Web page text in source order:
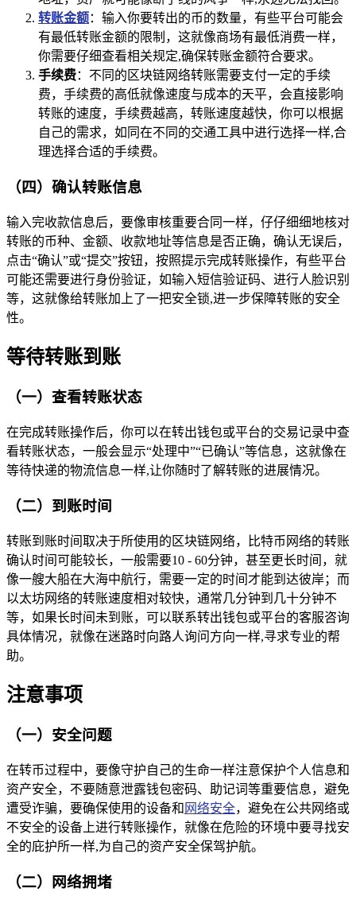
转账金额：输入你要转出的币的数量，有些平台可能会
有最低转账金额的限制，这就像商场有最低消费一样，
你需要仔细查看相关规定,确保转账金额符合要求。
手续费：不同的区块链网络转账需要支付一定的手续
费，手续费的高低就像速度与成本的天平，会直接影响
转账的速度，手续费越高，转账速度越快，你可以根据
自己的需求，如同在不同的交通工具中进行选择一样,合
理选择合适的手续费。
（四）确认转账信息
输入完收款信息后，要像审核重要合同一样，仔仔细细地核对
转账的币种、金额、收款地址等信息是否正确，确认无误后，
点击“确认”或“提交”按钮，按照提示完成转账操作，有些平台
可能还需要进行身份验证，如输入短信验证码、进行人脸识别
等，这就像给转账加上了一把安全锁,进一步保障转账的安全
性。
等待转账到账
（一）查看转账状态
在完成转账操作后，你可以在转出钱包或平台的交易记录中查
看转账状态，一般会显示“处理中”“已确认”等信息，这就像在
等待快递的物流信息一样,让你随时了解转账的进展情况。
（二）到账时间
转账到账时间取决于所使用的区块链网络，比特币网络的转账
确认时间可能较长，一般需要10 - 60分钟，甚至更长时间，就
像一艘大船在大海中航行，需要一定的时间才能到达彼岸；而
以太坊网络的转账速度相对较快，通常几分钟到几十分钟不
等，如果长时间未到账，可以联系转出钱包或平台的客服咨询
具体情况，就像在迷路时向路人询问方向一样,寻求专业的帮
助。
注意事项
（一）安全问题
在转币过程中，要像守护自己的生命一样注意保护个人信息和
资产安全，不要随意泄露钱包密码、助记词等重要信息，避免
遭受诈骗，要确保使用的设备和 网络安全，避免在公共网络或
不安全的设备上进行转账操作，就像在危险的环境中要寻找安
全的庇护所一样,为自己的资产安全保驾护航。
（二）网络拥堵